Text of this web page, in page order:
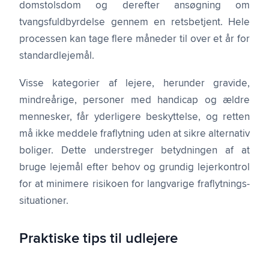
domstolsdom og derefter ansøgning om
tvangsfuldbyrdelse gennem en retsbetjent. Hele
processen kan tage flere måneder til over et år for
standard­lejemål.
Visse kategorier af lejere, herunder gravide,
mindreårige, personer med handicap og ældre
mennesker, får yderligere beskyttelse, og retten
må ikke meddele fraflytning uden at sikre alternativ
boliger. Dette understreger betydningen af at
bruge lejemål efter behov og grundig lejerkontrol
for at minimere risikoen for langvarige fraflytnings­
situationer.
Praktiske tips til udlejere